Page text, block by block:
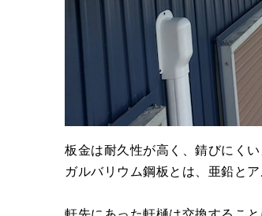
板金は耐久性が高く、錆びにく
ガルバリウム鋼板とは、亜鉛と